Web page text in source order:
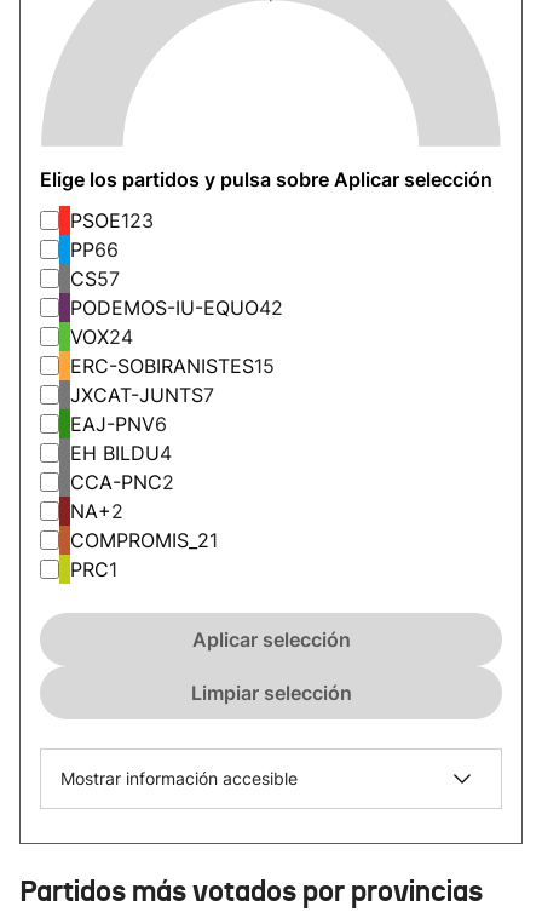
Elige los partidos y pulsa sobre Aplicar selección
PSOE123
PP66
CS57
PODEMOS-IU-EQUO42
VOX24
ERC-SOBIRANISTES15
JXCAT-JUNTS7
EAJ-PNV6
EH BILDU4
CCA-PNC2
NA+2
COMPROMIS_21
PRC1
Aplicar selección
Limpiar selección
Mostrar información accesible
Partidos más votados por provincias